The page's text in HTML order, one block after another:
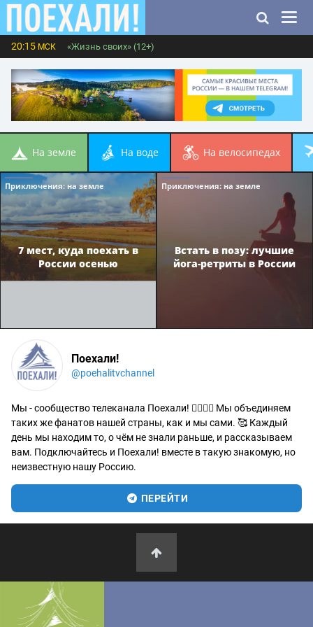
20:15 МСК «Жизнь своих» (12+)
на земле на воде на велосипедах
Приключения: на земле
7 мест, куда поехать в
России осенью
Приключения: на земле
Встать в позу: лучшие
йога-ретриты в России
Поехали!
@poehalitvchannel
Мы - сообщество телеканала Поехали! 🙋‍♂️🙋‍♀️ Мы объединяем
таких же фанатов нашей страны, как и мы сами. 🥰 Каждый
день мы находим то, о чём не знали раньше, и рассказываем
вам. Подключайтесь и Поехали! вместе в такую знакомую, но
неизвестную нашу Россию.
ПЕРЕЙТИ